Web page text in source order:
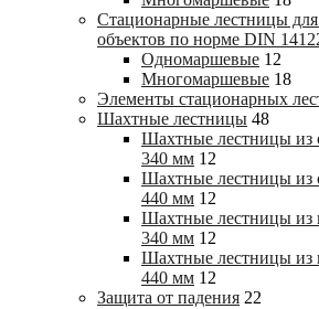
Стационарные лестницы
объектов по норме DIN
Одномаршевые 12
Многомаршевые 18
Элементы стационарных
Шахтные лестницы 48
Шахтные лестницы из
340 мм 12
Шахтные лестницы из
440 мм 12
Шахтные лестницы из
340 мм 12
Шахтные лестницы из
440 мм 12
Защита от падения 22